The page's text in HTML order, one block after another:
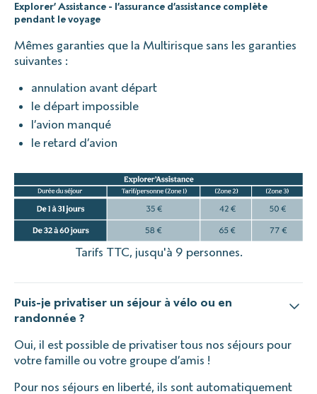
Explorer’ Assistance - l’assurance d’assistance complète
pendant le voyage
Mêmes garanties que la Multirisque sans les garanties
suivantes :
annulation avant départ
le départ impossible
l’avion manqué
le retard d’avion
Tarifs TTC, jusqu'à 9 personnes.
Puis-je privatiser un séjour à vélo ou en
randonnée ?
Oui, il est possible de privatiser tous nos séjours pour
votre famille ou votre groupe d’amis !
Pour nos séjours en liberté, ils sont automatiquement